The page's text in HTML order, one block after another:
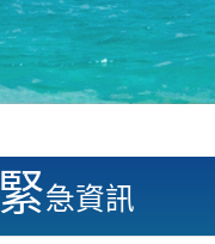
緊急資訊